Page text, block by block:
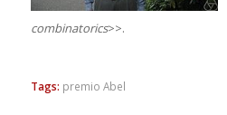
combinatorics>>.
Tags: premio Abel